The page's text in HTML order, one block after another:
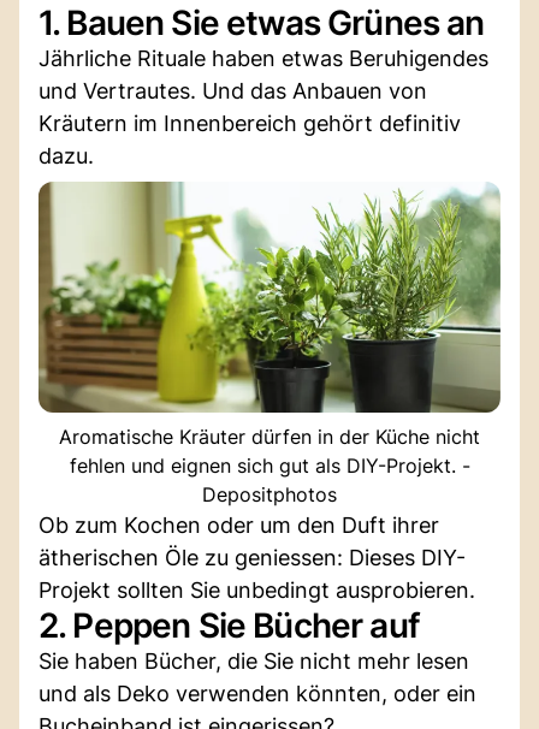
1. Bauen Sie etwas Grünes an
Jährliche Rituale haben etwas Beruhigendes
und Vertrautes. Und das Anbauen von
Kräutern im Innenbereich gehört definitiv
dazu.
Aromatische Kräuter dürfen in der Küche nicht
fehlen und eignen sich gut als DIY-Projekt. -
Depositphotos
Ob zum Kochen oder um den Duft ihrer
ätherischen Öle zu geniessen: Dieses DIY-
Projekt sollten Sie unbedingt ausprobieren.
2. Peppen Sie Bücher auf
Sie haben Bücher, die Sie nicht mehr lesen
und als Deko verwenden könnten, oder ein